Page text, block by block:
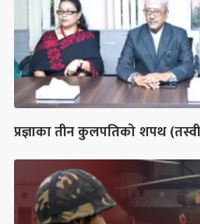
प्रज्ञाका तीन कुलपतिको शपथ